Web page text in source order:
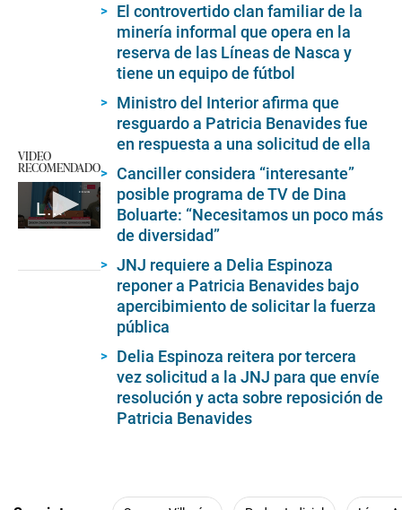
VIDEO
RECOMENDADO
La presidenta de la república, Dina Boluarte, participa en conmemoración
El controvertido clan familiar de la
minería informal que opera en la
reserva de las Líneas de Nasca y
tiene un equipo de fútbol
Ministro del Interior afirma que
resguardo a Patricia Benavides fue
en respuesta a una solicitud de ella
Canciller considera “interesante”
posible programa de TV de Dina
Boluarte: “Necesitamos un poco más
de diversidad”
JNJ requiere a Delia Espinoza
reponer a Patricia Benavides bajo
apercibimiento de solicitar la fuerza
pública
Delia Espinoza reitera por tercera
vez solicitud a la JNJ para que envíe
resolución y acta sobre reposición de
Patricia Benavides